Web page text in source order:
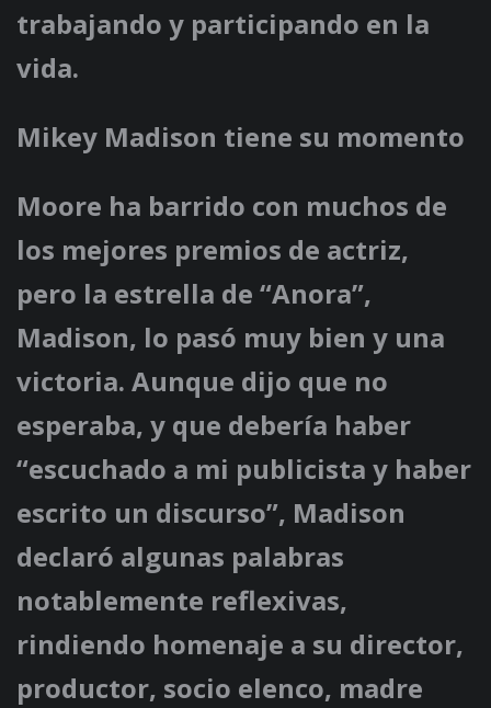
trabajando y participando en la
vida.
Mikey Madison tiene su momento
Moore ha barrido con muchos de
los mejores premios de actriz,
pero la estrella de “Anora”,
Madison, lo pasó muy bien y una
victoria. Aunque dijo que no
esperaba, y que debería haber
“escuchado a mi publicista y haber
escrito un discurso”, Madison
declaró algunas palabras
notablemente reflexivas,
rindiendo homenaje a su director,
productor, socio elenco, madre